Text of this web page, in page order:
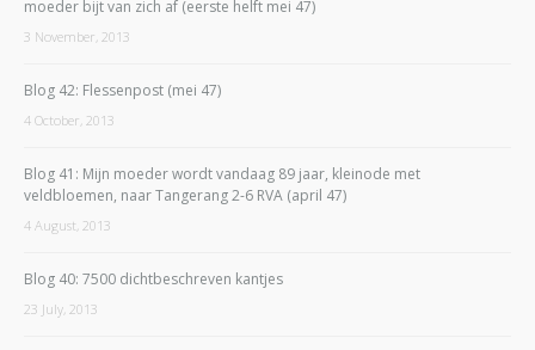
moeder bijt van zich af (eerste helft mei 47)
3 November, 2013
Blog 42: Flessenpost (mei 47)
4 October, 2013
Blog 41: Mijn moeder wordt vandaag 89 jaar, kleinode met
veldbloemen, naar Tangerang 2-6 RVA (april 47)
4 August, 2013
Blog 40: 7500 dichtbeschreven kantjes
23 July, 2013